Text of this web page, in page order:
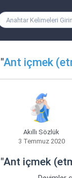
"Ant içmek
Akıllı Sözlük
3 Temmuz 2020
"Ant içmek